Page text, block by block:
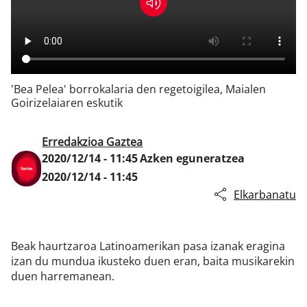
'Bea Pelea' borrokalaria den regetoigilea, Maialen
Goirizelaiaren eskutik
Erredakzioa Gaztea
2020/12/14 - 11:45Azken eguneratzea
2020/12/14 - 11:45
Elkarbanatu
Beak haurtzaroa Latinoamerikan pasa izanak eragina
izan du mundua ikusteko duen eran, baita musikarekin
duen harremanean.